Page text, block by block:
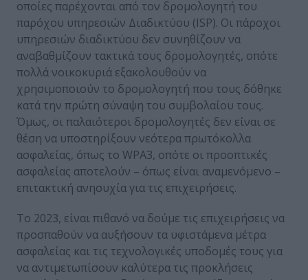
οποίες παρέχονται από τον δρομολογητή του
παρόχου υπηρεσιών Διαδικτύου (ISP). Οι πάροχοι
υπηρεσιών διαδικτύου δεν συνηθίζουν να
αναβαθμίζουν τακτικά τους δρομολογητές, οπότε
πολλά νοικοκυριά εξακολουθούν να
χρησιμοποιούν το δρομολογητή που τους δόθηκε
κατά την πρώτη σύναψη του συμβολαίου τους.
Όμως, οι παλαιότεροι δρομολογητές δεν είναι σε
θέση να υποστηρίξουν νεότερα πρωτόκολλα
ασφαλείας, όπως το WPA3, οπότε οι προοπτικές
ασφαλείας αποτελούν – όπως είναι αναμενόμενο –
επιτακτική ανησυχία για τις επιχειρήσεις.
Το 2023, είναι πιθανό να δούμε τις επιχειρήσεις να
προσπαθούν να αυξήσουν τα υφιστάμενα μέτρα
ασφαλείας και τις τεχνολογικές υποδομές τους για
να αντιμετωπίσουν καλύτερα τις προκλήσεις